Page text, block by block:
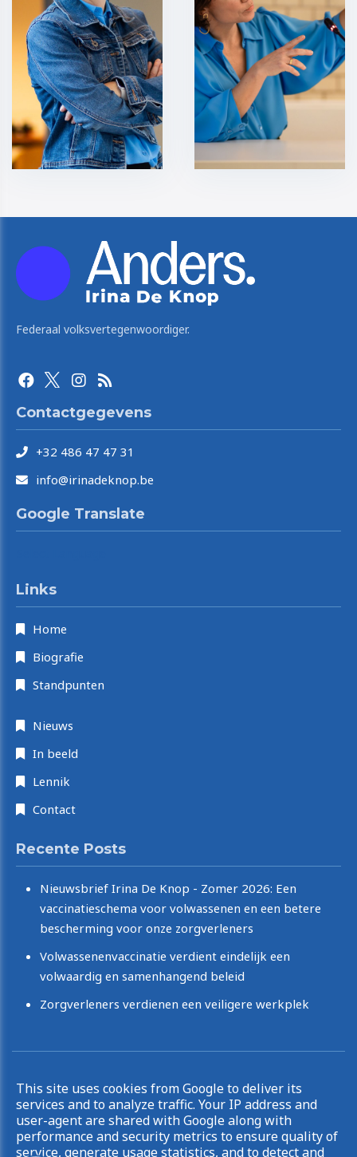
Federaal volksvertegenwoordiger.
Contactgegevens
+32 486 47 47 31
info@irinadeknop.be
Google Translate
Links
Home
Biografie
Standpunten
Nieuws
In beeld
Lennik
Contact
Recente Posts
Nieuwsbrief Irina De Knop - Zomer 2026: Een
vaccinatieschema voor volwassenen en een betere
bescherming voor onze zorgverleners
Volwassenenvaccinatie verdient eindelijk een
volwaardig en samenhangend beleid
Zorgverleners verdienen een veiligere werkplek
Privacy & Cookies |UP-TO-DATE WebDesign
This site uses cookies from Google to deliver its
services and to analyze traffic. Your IP address and
user-agent are shared with Google along with
performance and security metrics to ensure quality of
service, generate usage statistics, and to detect and